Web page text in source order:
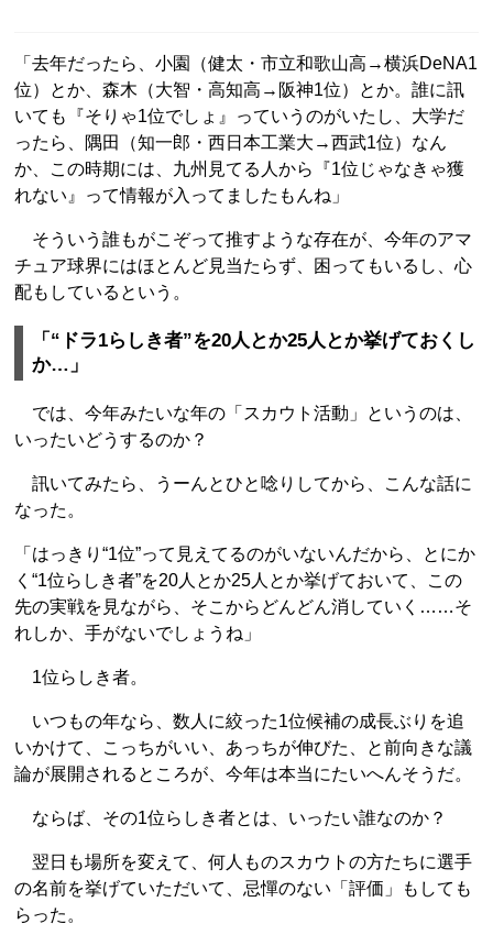
「去年だったら、小園（健太・市立和歌山高→横浜DeNA1
位）とか、森木（大智・高知高→阪神1位）とか。誰に訊
いても『そりゃ1位でしょ』っていうのがいたし、大学だ
ったら、隅田（知一郎・西日本工業大→西武1位）なん
か、この時期には、九州見てる人から『1位じゃなきゃ獲
れない』って情報が入ってましたもんね」
そういう誰もがこぞって推すような存在が、今年のアマ
チュア球界にはほとんど見当たらず、困ってもいるし、心
配もしているという。
「“ドラ1らしき者”を20人とか25人とか挙げておくし
か…」
では、今年みたいな年の「スカウト活動」というのは、
いったいどうするのか？
訊いてみたら、うーんとひと唸りしてから、こんな話に
なった。
「はっきり“1位”って見えてるのがいないんだから、とにか
く“1位らしき者”を20人とか25人とか挙げておいて、この
先の実戦を見ながら、そこからどんどん消していく……そ
れしか、手がないでしょうね」
1位らしき者。
いつもの年なら、数人に絞った1位候補の成長ぶりを追
いかけて、こっちがいい、あっちが伸びた、と前向きな議
論が展開されるところが、今年は本当にたいへんそうだ。
ならば、その1位らしき者とは、いったい誰なのか？
翌日も場所を変えて、何人ものスカウトの方たちに選手
の名前を挙げていただいて、忌憚のない「評価」もしても
らった。